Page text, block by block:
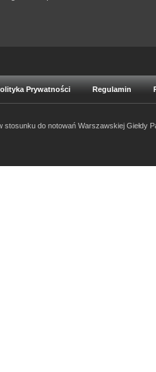
Prywatności Regulamin
stosunku do notowań Warszawskiej Giełdy